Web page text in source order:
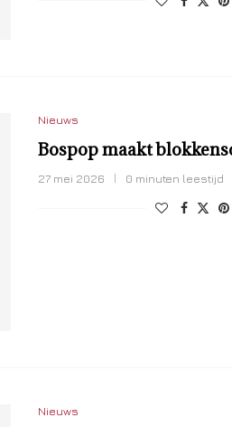
Nieuws
Bospop maakt
27 mei 2026 0 minuten leestijd
Nieuws